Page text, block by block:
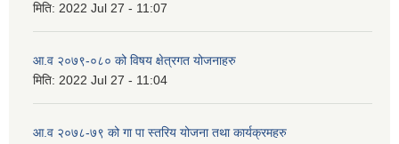
मिति: 2022 Jul 27 - 11:07
आ.व २०७९-०८० को विषय क्षेत्रगत योजनाहरु
मिति: 2022 Jul 27 - 11:04
आ.व २०७८-७९ को गा पा स्तरिय योजना तथा कार्यक्रमहरु